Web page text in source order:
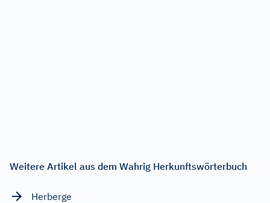
Weitere Artikel aus dem Wahrig Herkunftswörterbuch
Herberge